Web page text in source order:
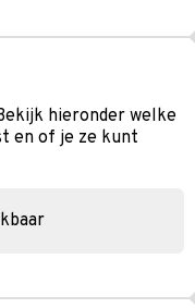
hieronder welke
en of je ze kunt